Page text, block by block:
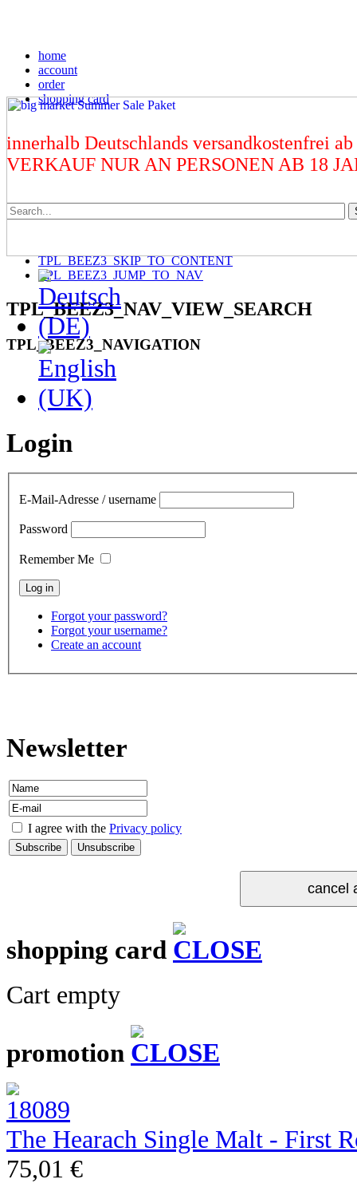
home
account
order
shopping card
innerhalb Deutschlands versandkostenfrei
VERKAUF NUR AN PERSONEN AB 18
TPL_BEEZ3_SKIP_TO_CONTENT
TPL_BEEZ3_JUMP_TO_NAV
TPL_BEEZ3_NAV_VIEW_SEARCH
TPL_BEEZ3_NAVIGATION
Login
E-Mail-Adresse / username
Password
Remember Me
Forgot your password?
Forgot your username?
Create an account
Newsletter
I agree with the Privacy policy
shopping card
Cart empty
promotion
The Hearach Single Malt - First
75,01 €